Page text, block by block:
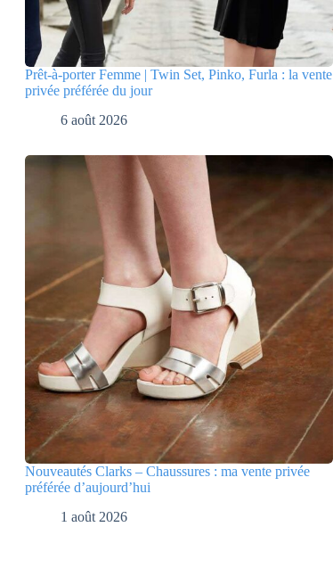
Prêt-à-porter Femme | Twin Set, Pinko, Furla : la vente
privée préférée du jour
6 août 2026
Nouveautés Clarks – Chaussures : ma vente privée
préférée d’aujourd’hui
1 août 2026